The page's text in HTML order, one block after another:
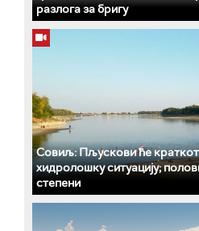
разлога за бригу
Совиљ: Пљускови ће
хидролошку ситуацију;
степени